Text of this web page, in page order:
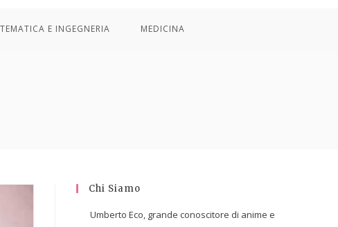
E INGEGNERIA MEDICINA
Chi Siamo
Umberto Eco, grande conoscitore di anime e